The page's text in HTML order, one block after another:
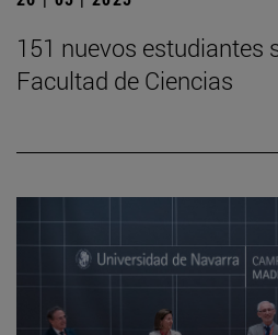
151 nuevos estudiantes
Facultad de Ciencias